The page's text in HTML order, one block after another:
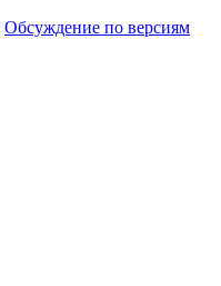
Обсуждение по версиям